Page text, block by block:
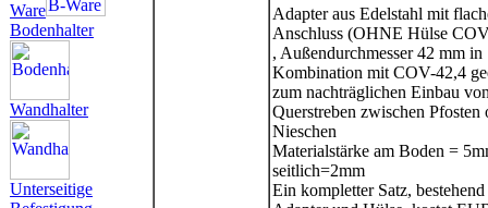
Ware
Bodenhalter
Wandhalter
Unterseitige
Adapter aus Edelstahl mit
Anschluss (OHNE Hülse
, Außendurchmesser 42 mm in
Kombination mit COV-42,4
zum nachträglichen Einbau
Querstreben zwischen Pfosten
Nieschen
Materialstärke am Boden =
seitlich=2mm
Ein kompletter Satz, bestehend